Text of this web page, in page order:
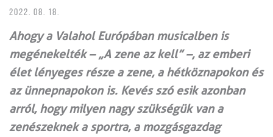
2022. 08. 18.
Ahogy a Valahol Európában musicalben is
megénekelték – „A zene az kell” –, az emberi
élet lényeges része a zene, a hétköznapokon és
az ünnepnapokon is. Kevés szó esik azonban
arról, hogy milyen nagy szükségük van a
zenészeknek a sportra, a mozgásgazdag